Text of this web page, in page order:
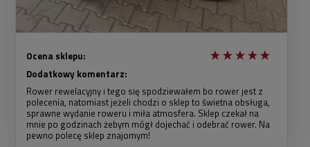
Ocena sklepu:
Dodatkowy komentarz:
Rower rewelacyjny i tego się spodziewałem bo rower jest z
polecenia, natomiast jeżeli chodzi o sklep to świetna obsługa,
sprawne wydanie roweru i miła atmosfera. Sklep czekał na
mnie po godzinach żebym mógł dojechać i odebrać rower. Na
pewno polecę sklep znajomym!